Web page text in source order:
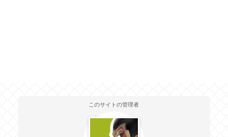
このサイトの管理者